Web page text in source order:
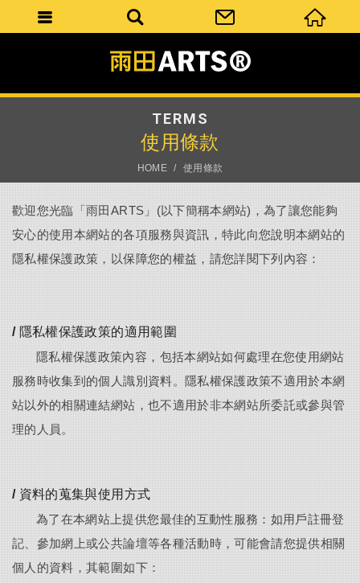
TERMS
使用條款
HOME 使用條款
歡迎您光臨「雨田ARTS」(以下簡稱本網站)，為了讓您能夠
安心的使用本網站的各項服務與資訊，特此向您說明本網站的
隱私權保護政策，以保障您的權益，請您詳閱下列內容：
/ 隱私權保護政策的適用範圍
隱私權保護政策內容，包括本網站如何處理在您使用網站
服務時收集到的個人識別資料。隱私權保護政策不適用於本網
站以外的相關連結網站，也不適用於非本網站所委託或參與管
理的人員。
/ 資料的蒐集與使用方式
為了在本網站上提供您最佳的互動性服務：如用戶註冊登
記、參加網上或公共論壇等各種活動時，可能會請您提供相關
個人的資料，其範圍如下：